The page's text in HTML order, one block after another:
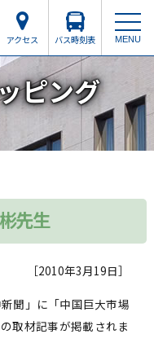
アクセス バス時刻表 MENU
ピング
先生
［2010年3月19日］
聞」に「中国巨大市場
取材記事が掲載されま